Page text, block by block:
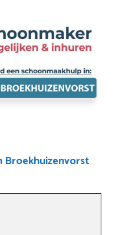
Broekhuizenvorst